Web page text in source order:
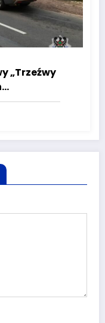
„Trzeźwy